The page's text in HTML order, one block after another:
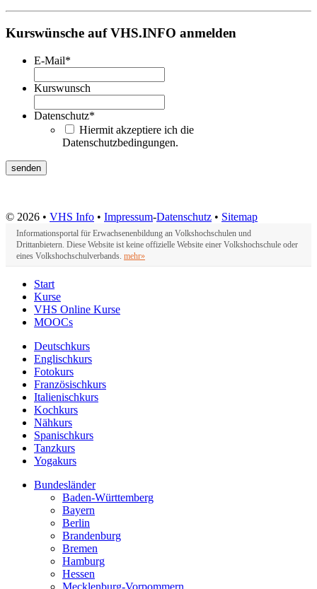
Kurswünsche auf VHS.INFO anmelden
E-Mail*
Kurswunsch
Datenschutz*
Hiermit akzeptiere ich die
Datenschutzbedingungen.
© 2026 • VHS Info • Impressum-Datenschutz • Sitemap
Informationsportal für Erwachsenenbildung an Volkshochschulen und
Drittanbietern. Diese Website ist keine offizielle Website einer Volkshochschule oder
eines Volkshochschulverbands. mehr»
Start
Kurse
VHS Online Kurse
MOOCs
Deutschkurs
Englischkurs
Fotokurs
Französischkurs
Italienischkurs
Kochkurs
Nähkurs
Spanischkurs
Tanzkurs
Yogakurs
Bundesländer
Baden-Württemberg
Bayern
Berlin
Brandenburg
Bremen
Hamburg
Hessen
Mecklenburg-Vorpommern